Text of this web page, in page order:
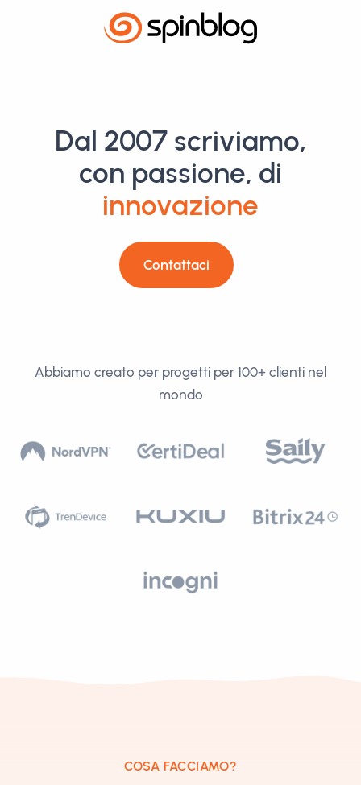
Dal 2007 scriviamo,
con passione, di
innovazione
Contattaci
Abbiamo creato per progetti per 100+ clienti nel
mondo
COSA FACCIAMO?